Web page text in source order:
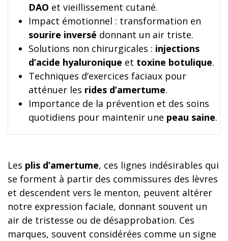
DAO et vieillissement cutané.
Impact émotionnel : transformation en
sourire inversé donnant un air triste.
Solutions non chirurgicales : injections
d’acide hyaluronique et toxine botulique.
Techniques d’exercices faciaux pour
atténuer les rides d’amertume.
Importance de la prévention et des soins
quotidiens pour maintenir une peau saine.
Les plis d’amertume, ces lignes indésirables qui
se forment à partir des commissures des lèvres
et descendent vers le menton, peuvent altérer
notre expression faciale, donnant souvent un
air de tristesse ou de désapprobation. Ces
marques, souvent considérées comme un signe